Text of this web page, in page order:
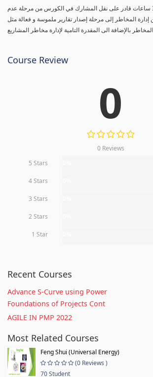
كورس مٌكثف لمدة 3 ساعات قادر على نقل المشارك في الكورس من مرحلة عدم
المخاطر إلى مرحلة إصدار تقارير ملموسة و فعالة مثل
Course Review
0
0 Reviews
5 Stars
4 Stars
3 Stars
2 Stars
1 Star
Recent Courses
Advance S-Curve using Power
Foundations of Projects Cont
AGILE IN PMP 2022
Most Related Courses
Feng Shui (Universal Energy)
(0 Reviews )
70 Student